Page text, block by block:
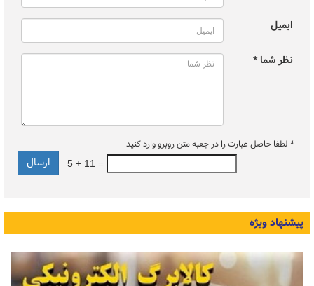
ایمیل
نظر شما *
* لطفا حاصل عبارت را در جعبه متن روبرو وارد کنید
5 + 11 =
پیشنهاد ویژه